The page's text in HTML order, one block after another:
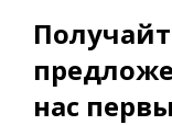
нас